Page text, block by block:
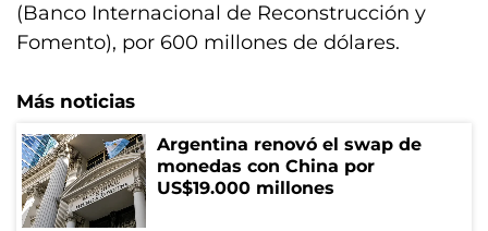
(Banco Internacional de Reconstrucción y
Fomento), por 600 millones de dólares.
Más noticias
Argentina renovó el swap de
monedas con China por
US$19.000 millones